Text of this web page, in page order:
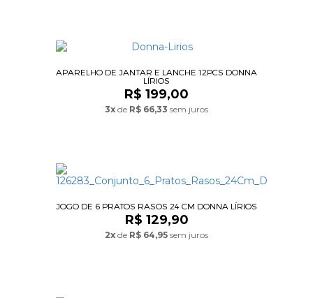
APARELHO DE JANTAR E LANCHE 12PCS DONNA
LÍRIOS
R$ 199,00
3x de R$ 66,33 sem juros
JOGO DE 6 PRATOS RASOS 24 CM DONNA LÍRIOS
R$ 129,90
2x de R$ 64,95 sem juros